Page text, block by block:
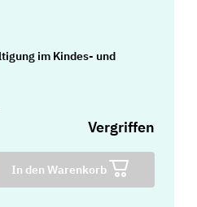
im Kindes- und
Vergriffen
In den Warenkorb